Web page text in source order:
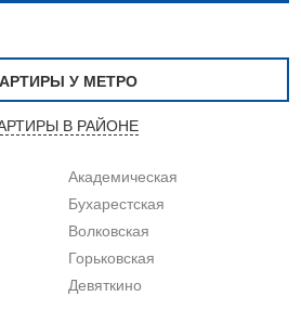
У МЕТРО
В РАЙОНЕ
Академическая
Бухарестская
Волковская
Горьковская
Девяткино